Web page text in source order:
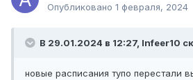
Опубликовано 1 февраля, 2024
В 29.01.2024 в 12:27, Infeer10
новые расписания тупо перестали